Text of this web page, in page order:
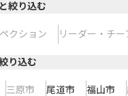
絞り込む
クション リーダー・チー
り込む
三原市 尾道市 福山市